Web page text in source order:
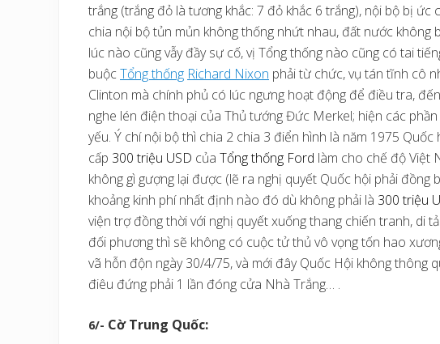
trắng (trắng đỏ là tương khắc: 7 đỏ khắc 6 trắng), nội bộ bị
chia nội bộ tủn mủn không thống nhứt nhau, đất nước không
lúc nào cũng vẫy đầy sự cố, vị Tổng thống nào cũng có tai
buộcTổng thống Richard Nixon phải từ chức, vụ tán tĩnh cô
Clinton mà chính phủ có lúc ngưng hoạt động để điều tra,
nghe lén điện thoại của Thủ tướng Đức Merkel; hiện các
yếu. Ý chí nội bộ thì chia 2 chia 3 điển hình là năm 1975
cấp 300 triệu USD của Tổng thống Ford làm cho chế độ Việt
không gì gượng lại được (lẽ ra nghị quyết Quốc hội phải đồng
khoảng kinh phí nhất định nào đó dù không phải là 300 triệu
viện trợ đồng thời với nghị quyết xuống thang chiến tranh, di
đối phương thì sẽ không có cuộc tử thủ vô vọng tốn hao
vã hỗn độn ngày 30/4/75, và mới đây Quốc Hội không thông
điêu đứng phải 1 lần đóng cửa Nhà Trắng… .
6/- Cờ Trung Quốc: